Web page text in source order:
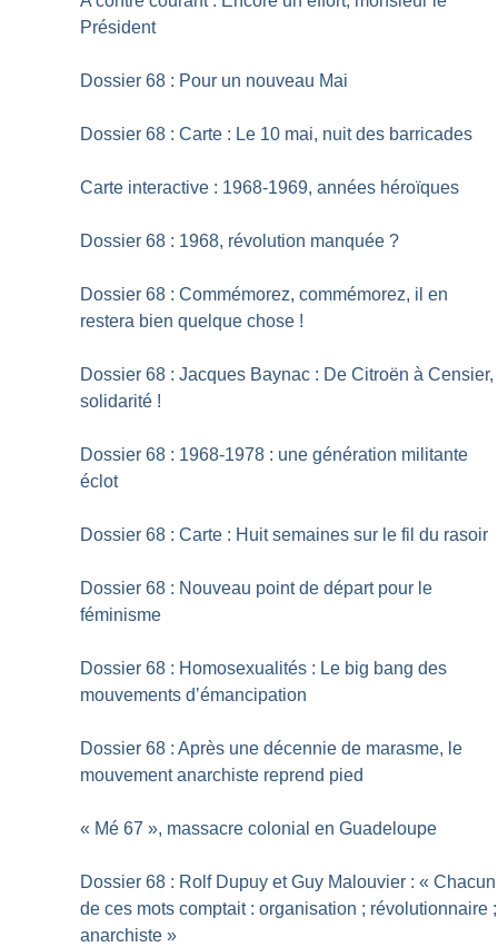
Président
Dossier 68 : Pour un nouveau Mai
Dossier 68 : Carte : Le 10 mai, nuit des barricades
Carte interactive : 1968-1969, années héroïques
Dossier 68 : 1968, révolution manquée ?
Dossier 68 : Commémorez, commémorez, il en
restera bien quelque chose !
Dossier 68 : Jacques Baynac : De Citroën à Censier,
solidarité !
Dossier 68 : 1968-1978 : une génération militante
éclot
Dossier 68 : Carte : Huit semaines sur le fil du rasoir
Dossier 68 : Nouveau point de départ pour le
féminisme
Dossier 68 : Homosexualités : Le big bang des
mouvements d’émancipation
Dossier 68 : Après une décennie de marasme, le
mouvement anarchiste reprend pied
« Mé 67 », massacre colonial en Guadeloupe
Dossier 68 : Rolf Dupuy et Guy Malouvier : « Chacun
de ces mots comptait : organisation ; révolutionnaire ;
anarchiste »